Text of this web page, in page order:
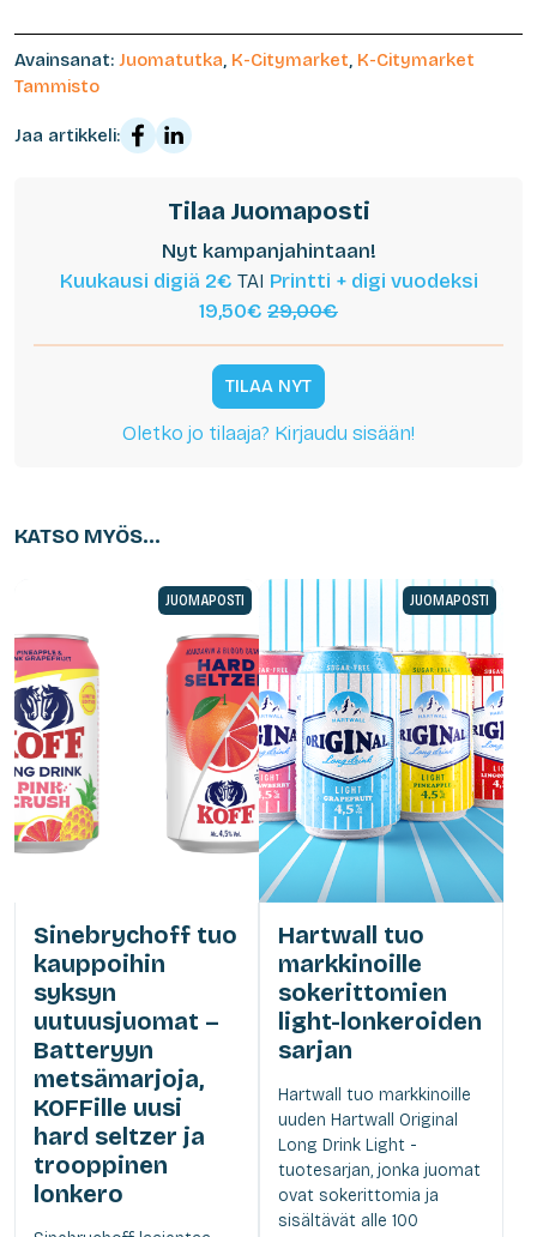
Avainsanat: Juomatutka, K-Citymarket, K-Citymarket
Tammisto
Jaa artikkeli:
Tilaa Juomaposti
Nyt kampanjahintaan!
Kuukausi digiä 2€ TAI Printti + digi vuodeksi
19,50€ 29,00€
TILAA NYT
Oletko jo tilaaja? Kirjaudu sisään!
KATSO MYÖS...
JUOMAPOSTI
Sinebrychoff tuo
kauppoihin
syksyn
uutuusjuomat –
Batteryyn
metsämarjoja,
KOFFille uusi
hard seltzer ja
trooppinen
lonkero
JUOMAPOSTI
Hartwall tuo
markkinoille
sokerittomien
light-lonkeroiden
sarjan
Hartwall tuo markkinoille
uuden Hartwall Original
Long Drink Light -
tuotesarjan, jonka juomat
ovat sokerittomia ja
sisältävät alle 100